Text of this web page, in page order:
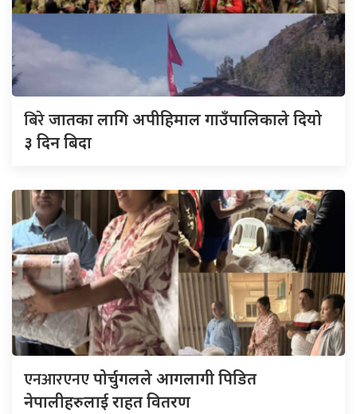
बिरेजातका लागि अपीहिमाल गाउँपालिकाले दियो
३ दिन बिदा
एनआरएनएपोर्चुगलले आगलागी पिडित
नेपालीहरुलाई राहत वितरण